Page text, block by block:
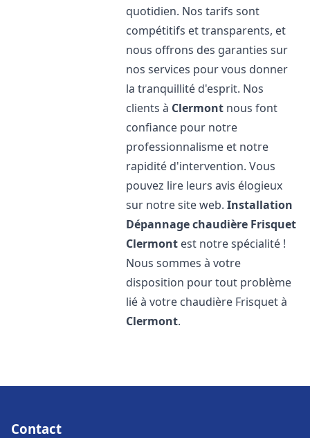
quotidien. Nos tarifs sont
compétitifs et transparents, et
nous offrons des garanties sur
nos services pour vous donner
la tranquillité d'esprit. Nos
clients à Clermont nous font
confiance pour notre
professionnalisme et notre
rapidité d'intervention. Vous
pouvez lire leurs avis élogieux
sur notre site web.Installation
Dépannage chaudière Frisquet
Clermont est notre spécialité !
Nous sommes à votre
disposition pour tout problème
lié à votre chaudière Frisquet à
Clermont.
Contact